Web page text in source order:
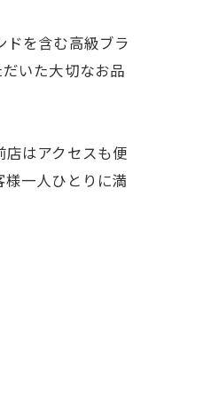
を含む高級ブラ
いた大切なお品
はアクセスも便
一人ひとりに満